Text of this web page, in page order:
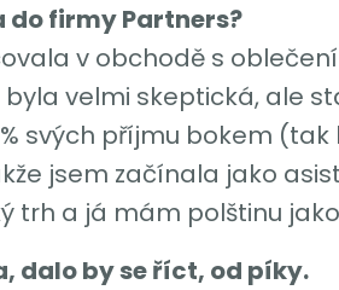
do firmy Partners?
v obchodě s
velmi skeptická, ale
svých příjmu bokem
jsem začínala jako
trh a já mám polštinu
dalo by se říct, od píky.